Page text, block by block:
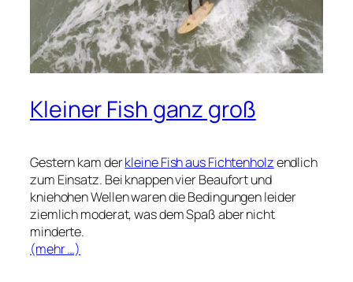
Kleiner Fish ganz groß
Gestern kam derkleine Fish aus Fichtenholzendlich
zum Einsatz. Bei knappen vier Beaufort und
kniehohen Wellen waren die Bedingungen leider
ziemlich moderat, was dem Spaß aber nicht
minderte.
(mehr …)